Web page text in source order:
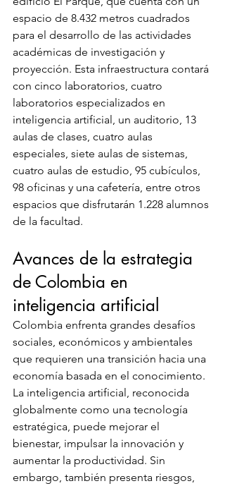
espacio de 8.432 metros cuadrados
para el desarrollo de las actividades
académicas de investigación y
proyección. Esta infraestructura contará
con cinco laboratorios, cuatro
laboratorios especializados en
inteligencia artificial, un auditorio, 13
aulas de clases, cuatro aulas
especiales, siete aulas de sistemas,
cuatro aulas de estudio, 95 cubículos,
98 oficinas y una cafetería, entre otros
espacios que disfrutarán 1.228 alumnos
de la facultad.
Avances de la estrategia
de Colombia en
inteligencia artificial
Colombia enfrenta grandes desafíos
sociales, económicos y ambientales
que requieren una transición hacia una
economía basada en el conocimiento.
La inteligencia artificial, reconocida
globalmente como una tecnología
estratégica, puede mejorar el
bienestar, impulsar la innovación y
aumentar la productividad. Sin
embargo, también presenta riesgos,